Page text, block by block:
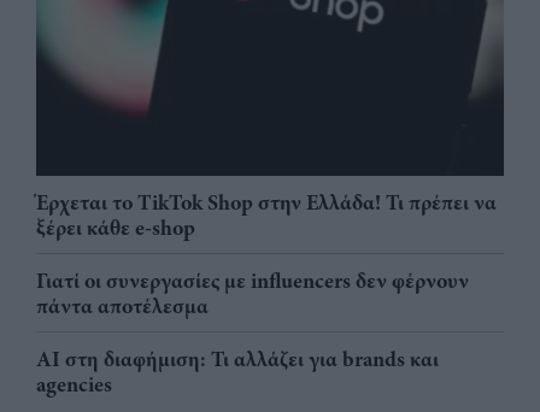
Έρχεται το TikTok Shop στην Ελλάδα! Τι πρέπει να
ξέρει κάθε e-shop
Γιατί οι συνεργασίες με influencers δεν φέρνουν
πάντα αποτέλεσμα
AI στη διαφήμιση: Τι αλλάζει για brands και
agencies